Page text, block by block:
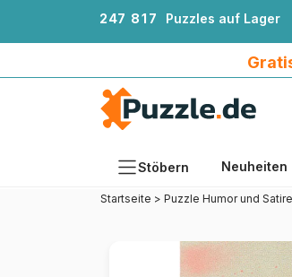
247 81 7 Puzzles auf Lager
Stöbern Neuheiten
Teileanzahl
Startseite > Puzzle Humor und Satire